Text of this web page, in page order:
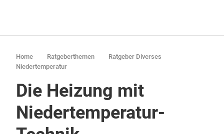
Home Ratgeberthemen
Ratgeber Diverses
Niedertemperatur
Die Heizung mit
Niedertemperatur-